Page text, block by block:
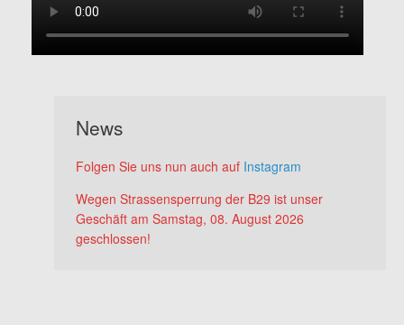
News
Folgen Sie uns nun auch auf Instagram
Wegen Strassensperrung der B29 ist unser
Geschäft am Samstag, 08. August 2026
geschlossen!